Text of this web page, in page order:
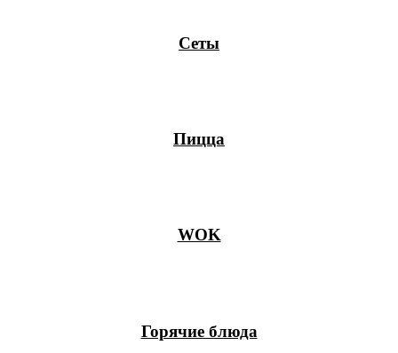
Сеты
Пицца
WOK
Горячие блюда